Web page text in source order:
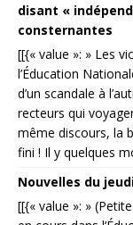
disant «
consternantes
[[{« value »: » Les
l’Éducation
d’un scandale à
recteurs qui
même discours, la
fini ! Il y quelques
Nouvelles du
[[{« value »: »